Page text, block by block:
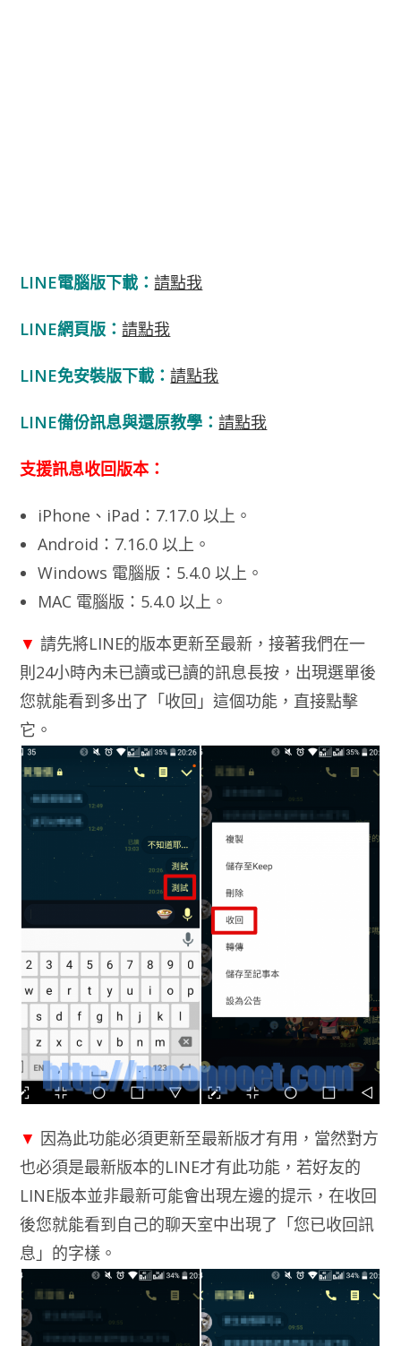
LINE電腦版下載：請點我
LINE網頁版：請點我
LINE免安裝版下載：請點我
LINE備份訊息與還原教學：請點我
支援訊息收回版本：
iPhone、iPad：7.17.0 以上。
Android：7.16.0 以上。
Windows 電腦版：5.4.0 以上。
MAC 電腦版：5.4.0 以上。
▼ 請先將LINE的版本更新至最新，接著我們在一
則24小時內未已讀或已讀的訊息長按，出現選單後
您就能看到多出了「收回」這個功能，直接點擊
它。
▼ 因為此功能必須更新至最新版才有用，當然對方
也必須是最新版本的LINE才有此功能，若好友的
LINE版本並非最新可能會出現左邊的提示，在收回
後您就能看到自己的聊天室中出現了「您已收回訊
息」的字樣。